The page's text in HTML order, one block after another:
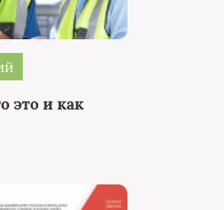
это и как